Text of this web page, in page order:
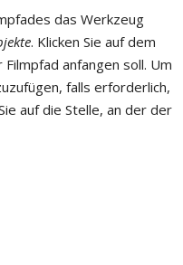
das Werkzeug
. Klicken Sie auf dem
anfangen soll. Um
falls erforderlich,
auf die Stelle, an der der